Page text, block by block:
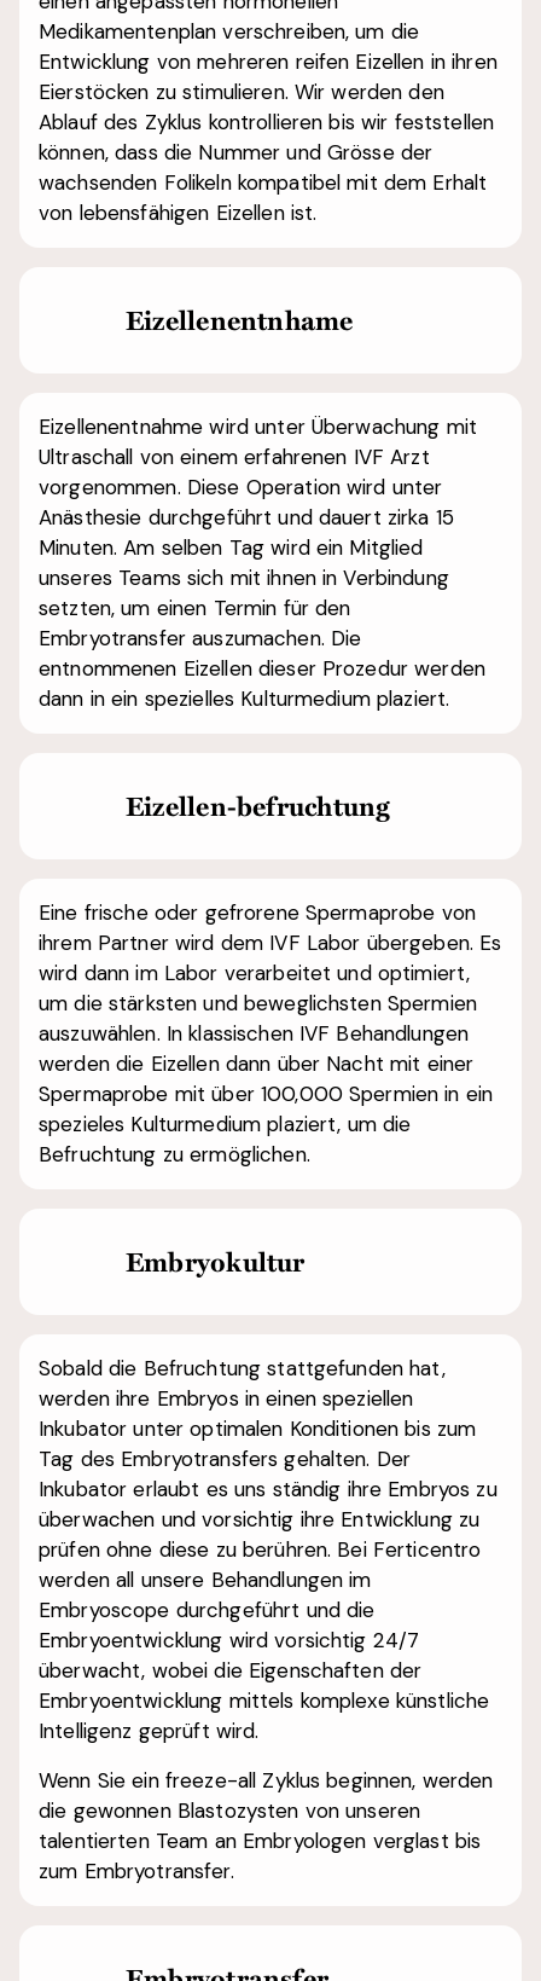
Medikamentenplan verschreiben, um die
Entwicklung von mehreren reifen Eizellen in ihren
Eierstöcken zu stimulieren. Wir werden den
Ablauf des Zyklus kontrollieren bis wir feststellen
können, dass die Nummer und Grösse der
wachsenden Folikeln kompatibel mit dem Erhalt
von lebensfähigen Eizellen ist.
Eizellenentnhame
Eizellenentnahme wird unter Überwachung mit
Ultraschall von einem erfahrenen IVF Arzt
vorgenommen. Diese Operation wird unter
Anästhesie durchgeführt und dauert zirka 15
Minuten. Am selben Tag wird ein Mitglied
unseres Teams sich mit ihnen in Verbindung
setzten, um einen Termin für den
Embryotransfer auszumachen. Die
entnommenen Eizellen dieser Prozedur werden
dann in ein spezielles Kulturmedium plaziert.
Eizellen-befruchtung
Eine frische oder gefrorene Spermaprobe von
ihrem Partner wird dem IVF Labor übergeben. Es
wird dann im Labor verarbeitet und optimiert,
um die stärksten und beweglichsten Spermien
auszuwählen. In klassischen IVF Behandlungen
werden die Eizellen dann über Nacht mit einer
Spermaprobe mit über 100,000 Spermien in ein
spezieles Kulturmedium plaziert, um die
Befruchtung zu ermöglichen.
Embryokultur
Sobald die Befruchtung stattgefunden hat,
werden ihre Embryos in einen speziellen
Inkubator unter optimalen Konditionen bis zum
Tag des Embryotransfers gehalten. Der
Inkubator erlaubt es uns ständig ihre Embryos zu
überwachen und vorsichtig ihre Entwicklung zu
prüfen ohne diese zu berühren. Bei Ferticentro
werden all unsere Behandlungen im
Embryoscope durchgeführt und die
Embryoentwicklung wird vorsichtig 24/7
überwacht, wobei die Eigenschaften der
Embryoentwicklung mittels komplexe künstliche
Intelligenz geprüft wird.
Wenn Sie ein freeze-all Zyklus beginnen, werden
die gewonnen Blastozysten von unseren
talentierten Team an Embryologen verglast bis
zum Embryotransfer.